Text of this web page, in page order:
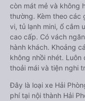
còn mát mẻ và không
thường. Kèm theo các
vi, tủ lạnh mini, ổ cắm
cao cấp. Có vách
hành khách. Khoảng
không nhồi nhét.
thoải mái và tiện nghi
Đây là loại xe Hải
phí tại nội thành Hải